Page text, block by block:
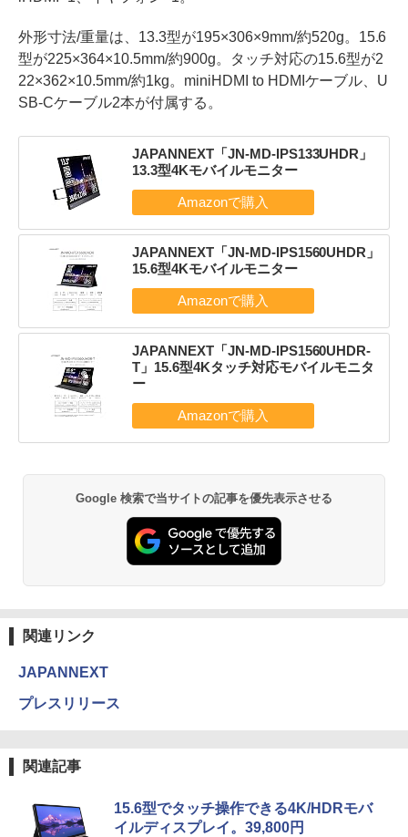
外形寸法/重量は、13.3型が195×306×9mm/約520g。15.6
型が225×364×10.5mm/約900g。タッチ対応の15.6型が2
22×362×10.5mm/約1kg。miniHDMI to HDMIケーブル、U
SB-Cケーブル2本が付属する。
JAPANNEXT「JN-MD-IPS133UHDR」
13.3型4Kモバイルモニター
JAPANNEXT「JN-MD-IPS1560UHDR」
15.6型4Kモバイルモニター
JAPANNEXT「JN-MD-IPS1560UHDR-
T」15.6型4Kタッチ対応モバイルモニタ
ー
Google 検索で当サイトの記事を優先表示させる
関連リンク
JAPANNEXT
プレスリリース
関連記事
15.6型でタッチ操作できる4K/HDRモバ
イルディスプレイ。39,800円